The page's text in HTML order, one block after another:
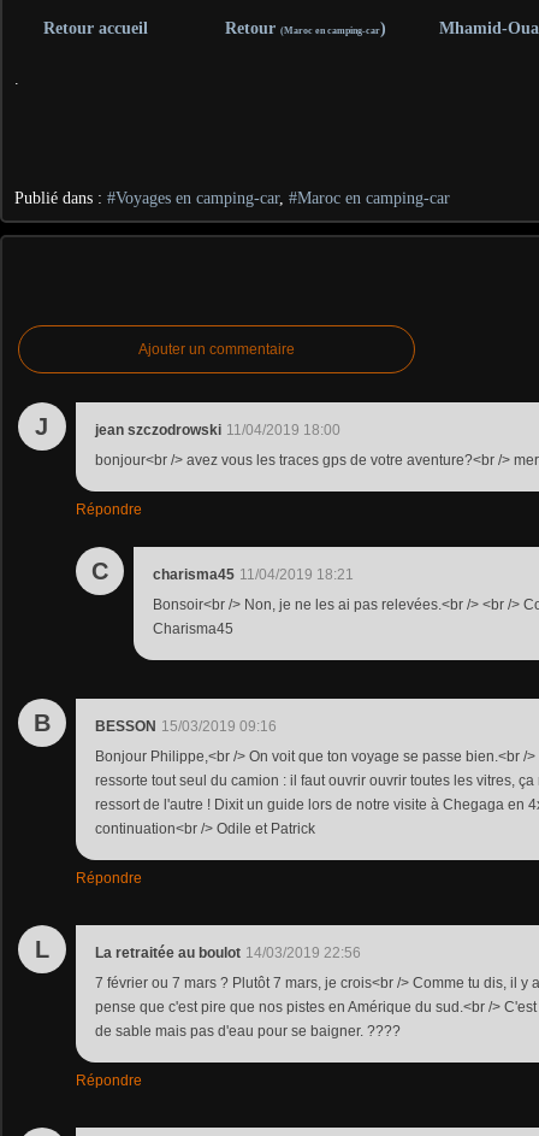
Retour accueil Retour (Maroc en camping-car) Mhamid-
.
Publié dans : #Voyages en camping-car, #Maroc en camping-car
Ajouter un commentaire
J jean szczodrowski 11/04/2019 18:00
bonjour<br /> avez vous les traces gps de votre aventure?<br />
Répondre
C charisma45 11/04/2019 18:21
Bonsoir<br /> Non, je ne les ai pas relevées.<br /> <br />
Charisma45
B BESSON 15/03/2019 09:16
Bonjour Philippe,<br /> On voit que ton voyage se passe bien.<br /
ressorte tout seul du camion : il faut ouvrir ouvrir toutes les vitres,
ressort de l'autre ! Dixit un guide lors de notre visite à Chegaga en
continuation<br /> Odile et Patrick
Répondre
L La retraitée au boulot 14/03/2019 22:56
7 février ou 7 mars ? Plutôt 7 mars, je crois<br /> Comme tu dis, il y
pense que c'est pire que nos pistes en Amérique du sud.<br />
de sable mais pas d'eau pour se baigner. ????
Répondre